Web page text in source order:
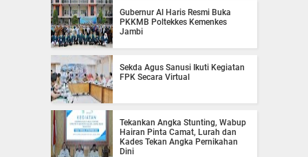
Gubernur Al Haris Resmi Buka
PKKMB Poltekkes Kemenkes
Jambi
Sekda Agus Sanusi Ikuti Kegiatan
FPK Secara Virtual
Tekankan Angka Stunting, Wabup
Hairan Pinta Camat, Lurah dan
Kades Tekan Angka Pernikahan
Dini